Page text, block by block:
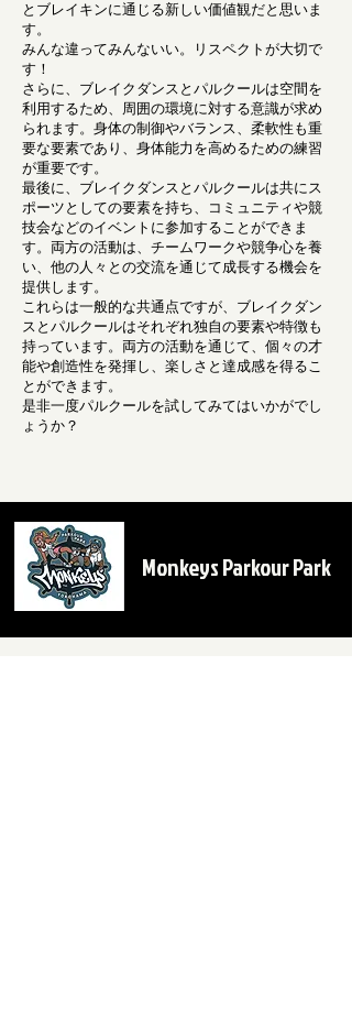
とブレイキンに通じる新しい価値観だと思いま
す。
みんな違ってみんないい。リスペクトが大切で
す！
さらに、ブレイクダンスとパルクールは空間を
利用するため、周囲の環境に対する意識が求め
られます。身体の制御やバランス、柔軟性も重
要な要素であり、身体能力を高めるための練習
が重要です。
最後に、ブレイクダンスとパルクールは共にス
ポーツとしての要素を持ち、コミュニティや競
技会などのイベントに参加することができま
す。両方の活動は、チームワークや競争心を養
い、他の人々との交流を通じて成長する機会を
提供します。
これらは一般的な共通点ですが、ブレイクダン
スとパルクールはそれぞれ独自の要素や特徴も
持っています。両方の活動を通じて、個々の才
能や創造性を発揮し、楽しさと達成感を得るこ
とができます。
是非一度パルクールを試してみてはいかがでし
ょうか？
Monkeys Parkour Park